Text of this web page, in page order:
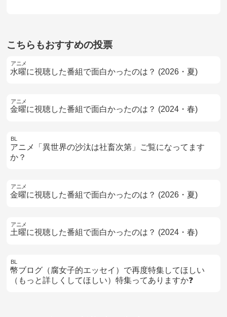
こちらもおすすめの投票
アニメ
水曜に視聴した番組で面白かったのは？ (2026・夏)
アニメ
金曜に視聴した番組で面白かったのは？ (2024・春)
BL
アニメ「異世界の沙汰は社畜次第」ご覧になってます
か？
アニメ
金曜に視聴した番組で面白かったのは？ (2026・夏)
アニメ
土曜に視聴した番組で面白かったのは？ (2024・春)
BL
幣ブログ（腐女子的エッセイ）で再度特集してほしい
（もっと詳しくしてほしい）特集ってありますか❓